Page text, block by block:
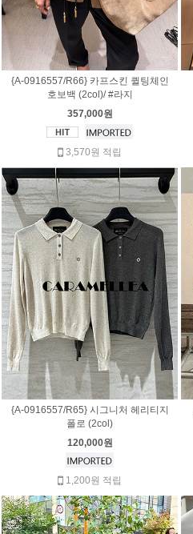
{A-0916557/R66} 카프스킨 퀼팅체인
호보백 (2col)/ #라지
357,000원
3,570원 적립
{A-0916557/R65} 시그니처 헤리티지
폴로 (2col)
120,000원
1,200원 적립